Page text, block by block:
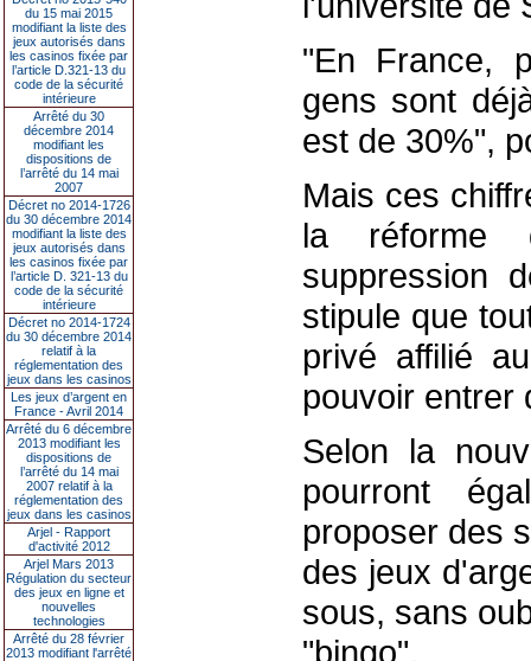
du 15 mai 2015
modifiant la liste des
jeux autorisés dans
les casinos fixée par
l’article D.321-13 du
code de la sécurité
intérieure
Arrêté du 30
décembre 2014
modifiant les
dispositions de
l’arrêté du 14 mai
2007
Décret no 2014-1726
du 30 décembre 2014
modifiant la liste des
jeux autorisés dans
les casinos fixée par
l’article D. 321-13 du
code de la sécurité
intérieure
Décret no 2014-1724
du 30 décembre 2014
relatif à la
réglementation des
jeux dans les casinos
Les jeux d’argent en
France - Avril 2014
Arrêté du 6 décembre
2013 modifiant les
dispositions de
l’arrêté du 14 mai
2007 relatif à la
réglementation des
jeux dans les casinos
Arjel - Rapport
d'activité 2012
Arjel Mars 2013
Régulation du secteur
des jeux en ligne et
nouvelles
technologies
Arrêté du 28 février
2013 modifiant l'arrêté
"En France,
gens sont
est de 30%",
Mais ces
la réforme
suppression
stipule que
privé affilié
pouvoir entrer
Selon la
pourront
proposer des
des jeux
sous, sans
"bingo".